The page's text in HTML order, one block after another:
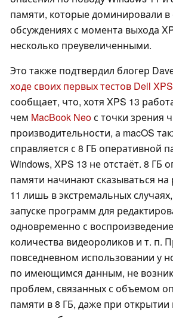
памяти, которые доминировали в
обсуждениях с момента выхода
несколько преувеличенными.
Это также подтвердил блогер
ходе своих первых тестов Dell
сообщает, что, хотя XPS 13
чем MacBook Neoс точки зрения
производительности, а macOS
справляется с 8 ГБ оперативной
Windows, XPS 13 не отстаёт. 8 ГБ
памяти начинают сказываться на
11 лишь в экстремальных
запуске программ для
одновременно с
количества видеороликов и т. п.
повседневном использовании у
по имеющимся данным, не
проблем, связанных с объемом
памяти в 8 ГБ, даже при